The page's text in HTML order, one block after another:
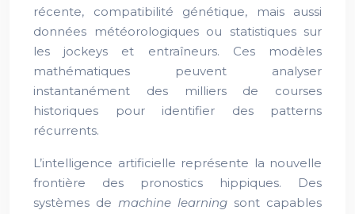
récente, compatibilité génétique, mais aussi
données météorologiques ou statistiques sur
les jockeys et entraîneurs. Ces modèles
mathématiques peuvent analyser
instantanément des milliers de courses
historiques pour identifier des patterns
récurrents.
L’intelligence artificielle représente la nouvelle
frontière des pronostics hippiques. Des
systèmes de machine learning sont capables